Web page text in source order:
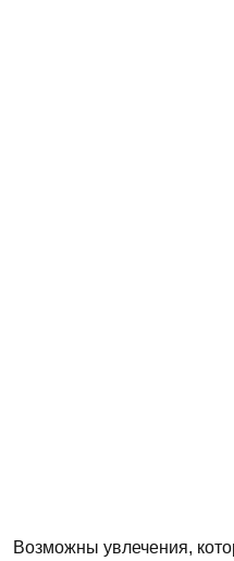
Возможны увлечения,